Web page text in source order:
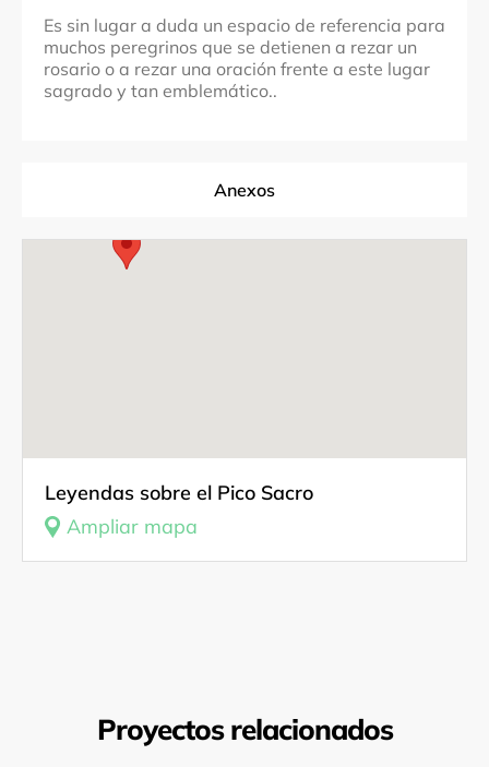
Es sin lugar a duda un espacio de referencia para
muchos peregrinos que se detienen a rezar un
rosario o a rezar una oración frente a este lugar
sagrado y tan emblemático..
Anexos
Leyendas sobre el Pico Sacro
Ampliar mapa
Proyectos relacionados